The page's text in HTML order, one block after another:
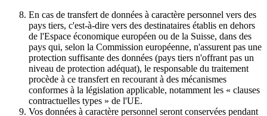
En cas de transfert de données à caractère personnel vers des
pays tiers, c'est-à-dire vers des destinataires établis en dehors
de l'Espace économique européen ou de la Suisse, dans des
pays qui, selon la Commission européenne, n'assurent pas une
protection suffisante des données (pays tiers n'offrant pas un
niveau de protection adéquat), le responsable du traitement
procède à ce transfert en recourant à des mécanismes
conformes à la législation applicable, notamment les « clauses
contractuelles types » de l'UE.
Vos données à caractère personnel seront conservées pendant